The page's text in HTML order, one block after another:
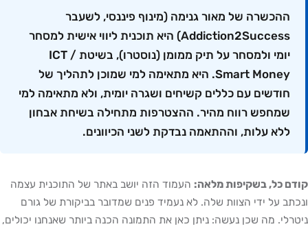
ההכשרה של מאור גנימה (מינוף פיננסי, לשעבר
Addiction2Success) היא תוכנית ליווי אישית למסחר
יומי ולמסחר על תיק ממומן (נוסטרו), בשיטת ICT /
Smart Money. היא מתאימה למי שמוכן לתהליך של
חודשים עם כללים קשיחים ושגרה יומית, ולא מתאימה למי
שמחפש רווח מהיר. ההצטרפות מתחילה בשיחת אבחון
ללא עלות, וההתאמה נבדקת לשני הכיוונים.
קודם כל, בשקיפות מלאה: העמוד הזה יושב באתר של התוכנית עצמה
ונכתב על ידי הצוות שלה. לא נעמיד פנים שמדובר בביקורת של גורם
ניטרלי. מה שכן נעשה: ניתן כאן את התמונה הכנה ביותר שאנחנו יכולים,